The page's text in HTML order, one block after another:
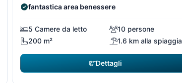
fantastica area benessere
5 Camere da letto
10 persone
200 m²
1.6 km alla spiaggia
Dettagli